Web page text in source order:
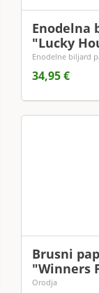
Enodelna
"Lucky
Enodelne biljard
34,95 €
Brusni
"Winners
Orodja